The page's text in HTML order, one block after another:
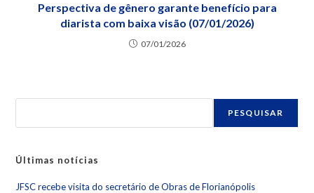
Perspectiva de gênero garante benefício para
diarista com baixa visão (07/01/2026)
07/01/2026
PESQUISAR
Últimas notícias
JFSC recebe visita do secretário de Obras de Florianópolis